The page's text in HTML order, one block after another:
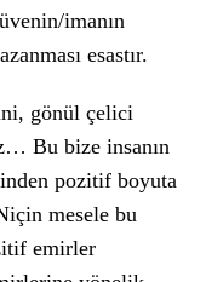
imanın
esastır.
gönül çelici
Bu bize insanın
pozitif boyuta
mesele bu
emirler